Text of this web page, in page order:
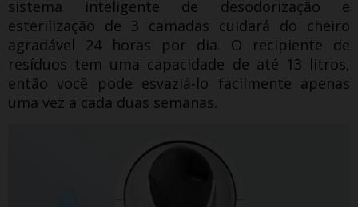
sistema inteligente de desodorização e
esterilização de 3 camadas cuidará do cheiro
agradável 24 horas por dia. O recipiente de
resíduos tem uma capacidade de até 13 litros,
então você pode esvaziá-lo facilmente apenas
uma vez a cada duas semanas.